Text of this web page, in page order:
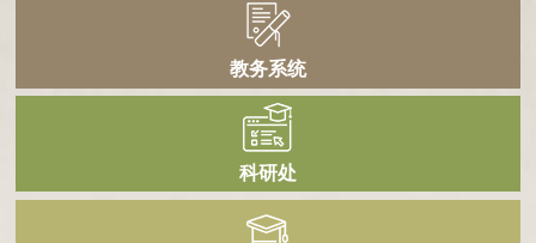
教务系统
科研处